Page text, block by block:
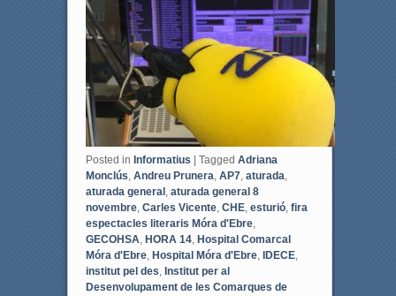
o
k
r
Posted in Informatius Tagged Adriana
Monclús, Andreu Prunera, AP7, aturada,
aturada general , aturada general 8
novembre, Carles Vicente, CHE, esturió, fira
espectacles literaris Móra d'Ebre,
GECOHSA, HORA 14, Hospital Comarcal
Móra d'Ebre, Hospital Móra d'Ebre, IDECE,
institut pel des, Institut per al
Desenvolupament de les Comarques de